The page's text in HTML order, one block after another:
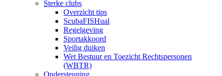
Sterke clubs
Overzicht tips
ScubaFISHual
Regelgeving
Sportakkoord
Veilig duiken
Wet Bestuur en Toezicht Rechtspersonen
(WBTR)
Ondersteuning